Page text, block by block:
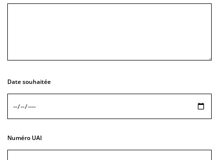
Date souhaitée
Numéro UAI